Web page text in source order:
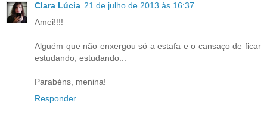
Clara Lúcia 21 de julho de 2013 às 16:37
Amei!!!!
Alguém que não enxergou só a estafa e o cansaço de ficar
estudando, estudando...
Parabéns, menina!
Responder